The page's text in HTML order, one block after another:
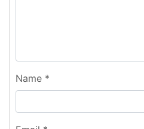
Name *